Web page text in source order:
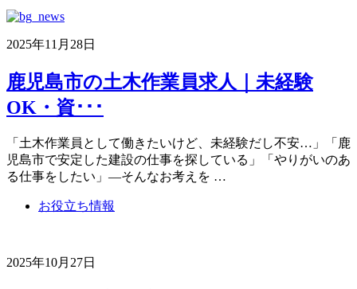
2025年11月28日
鹿児島市の土木作業員求人｜未経験
OK・資･･･
「土木作業員として働きたいけど、未経験だし不安…」「鹿
児島市で安定した建設の仕事を探している」「やりがいのあ
る仕事をしたい」—そんなお考えを …
お役立ち情報
2025年10月27日